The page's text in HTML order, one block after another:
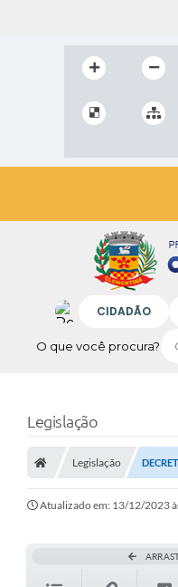
O que você procura?
CIDADÃO
Legislação
Legislação
Atualizado em: 13/12/2023